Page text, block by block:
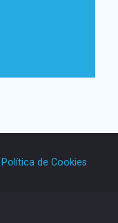
Política de Cookies